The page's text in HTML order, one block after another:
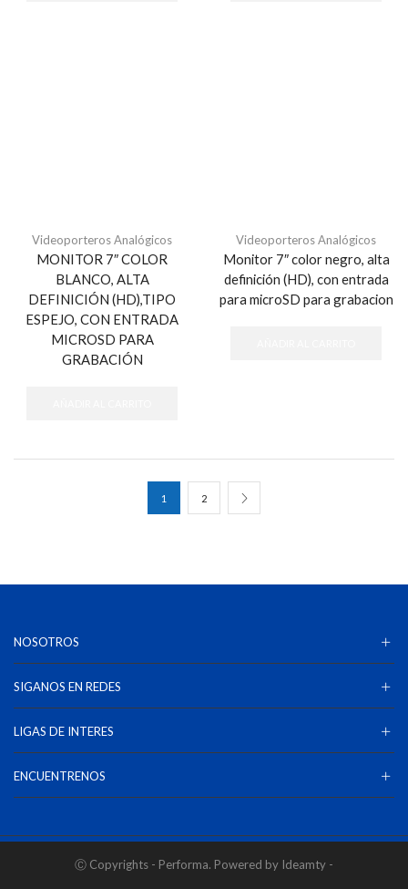
Videoporteros Analógicos
MONITOR 7″ COLOR
BLANCO, ALTA
DEFINICIÓN (HD),TIPO
ESPEJO, CON ENTRADA
MICROSD PARA
GRABACIÓN
Videoporteros Analógicos
Monitor 7″ color negro, alta
definición (HD), con entrada
para microSD para grabacion
1 2
NOSOTROS
SIGANOS EN REDES
LIGAS DE INTERES
ENCUENTRENOS
Ⓒ Copyrights - Performa. Powered by Ideamty -